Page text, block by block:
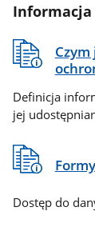
Definicja
jej
Dostęp do